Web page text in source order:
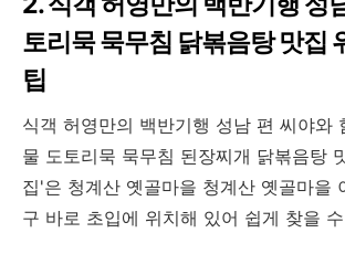
토리묵 묵무침 닭볶음탕 맛집
팁
식객 허영만의 백반기행 성남 편 씨야와
물 도토리묵 묵무침 된장찌개 닭볶음탕
집'은 청계산 옛골마을 청계산 옛골마을
구 바로 초입에 위치해 있어 쉽게 찾을